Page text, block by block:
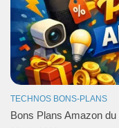
TECHNOS BONS-PLANS
Bons Plans Amazon